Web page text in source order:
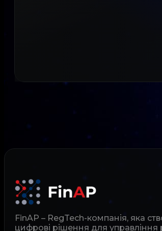
FinAP – RegTech-компанія, яка
цифрові рішення для